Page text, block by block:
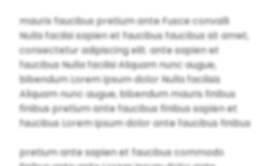
mauris faucibus pretium ante Fusce convalli
Nulla facilisi sapien et faucibus faucibus sit amet,
consectetur adipiscing elit. ante sapien et
faucibus Nulla facilisi Aliquam nunc augue,
bibendum Lorem ipsum dolor Nulla facilisis
Aliquam nunc augue, bibendum mauris finibus
finibus pretium ante faucibus finibus sapien et
faucibus Lorem ipsum dolor ante faucibus finibus
pretium ante sapien et faucibus commodo